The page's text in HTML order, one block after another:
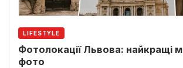
LIFESTYLE
Фотолокації Львова: найкращі
фото